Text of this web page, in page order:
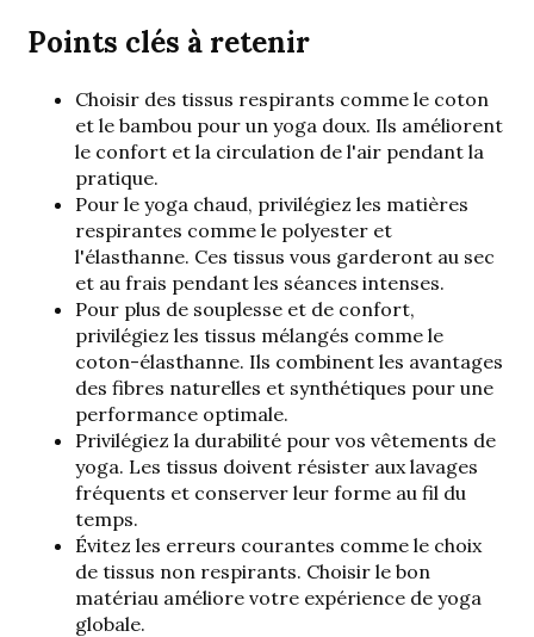
Points clés à retenir
Choisir des tissus respirants comme le coton
et le bambou pour un yoga doux. Ils améliorent
le confort et la circulation de l'air pendant la
pratique.
Pour le yoga chaud, privilégiez les matières
respirantes comme le polyester et
l'élasthanne. Ces tissus vous garderont au sec
et au frais pendant les séances intenses.
Pour plus de souplesse et de confort,
privilégiez les tissus mélangés comme le
coton-élasthanne. Ils combinent les avantages
des fibres naturelles et synthétiques pour une
performance optimale.
Privilégiez la durabilité pour vos vêtements de
yoga. Les tissus doivent résister aux lavages
fréquents et conserver leur forme au fil du
temps.
Évitez les erreurs courantes comme le choix
de tissus non respirants. Choisir le bon
matériau améliore votre expérience de yoga
globale.